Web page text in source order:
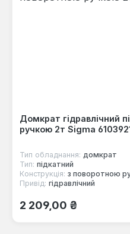
Домкрат гідравлічний
ручкою 2т Sigma
Тип обладнання: домкрат
Тип: підкатний
Конструкція: з поворотною
Привід: гідравлічний
Звичайна ціна:
2 209,00 ₴